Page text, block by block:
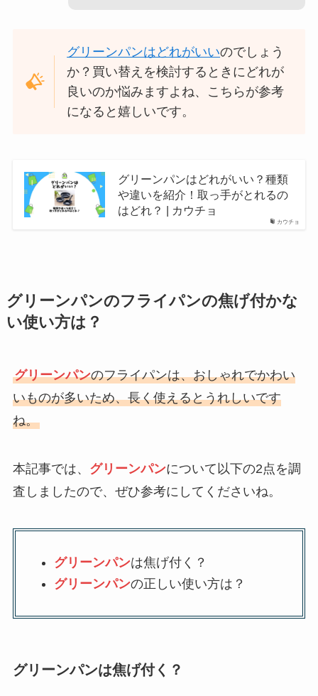
る？美味しい食べ方調査
アクシーズファムの刀剣乱舞コラ
ボ！今だけの限定アイテム完全版
ラ・メゾン・デュ・ショコラのバ
レンタイン限定スイーツ！その魅
グリーンパンはどれがいいのでしょう
か？買い替えを検討するときにどれが
良いのか悩みますよね、こちらが参考
になると嬉しいです。
カウチョ
グリーンパンはどれがいい？種類
や違いを紹介！取っ手がとれるの
はどれ？ | カウチョ
グリーンパンのフライパンの焦げ付かな
い使い方は？
グリーンパンのフライパンは、おしゃれでかわい
いものが多いため、長く使えるとうれしいです
ね。
本記事では、 グリーンパンについて以下の2点を調
査しましたので、ぜひ参考にしてくださいね。
グリーンパンは焦げ付く？
グリーンパンの正しい使い方は？
グリーンパンは焦げ付く？